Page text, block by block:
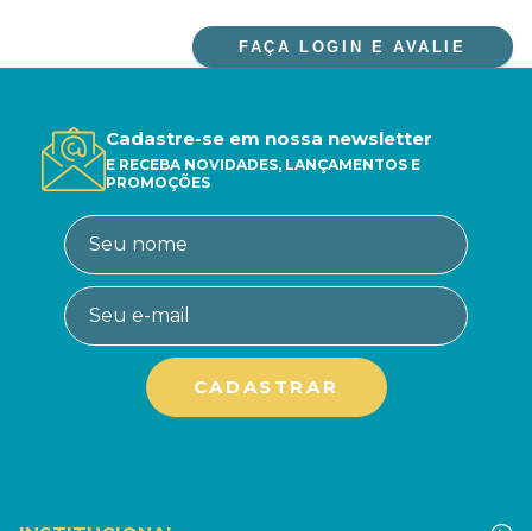
FAÇA LOGIN E AVALIE
Cadastre-se em nossa newsletter
E RECEBA NOVIDADES, LANÇAMENTOS E
PROMOÇÕES